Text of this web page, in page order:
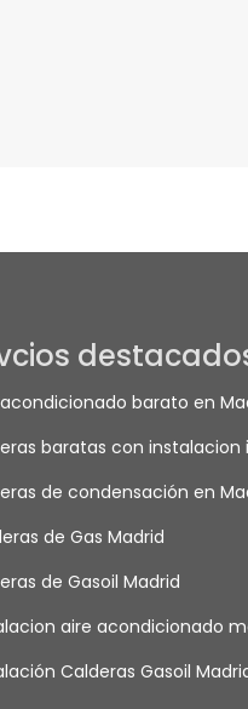
barato en
baratas con instalacion
de condensación en
de Gas Madrid
de Gasoil Madrid
aire acondicionado
Calderas Gasoil